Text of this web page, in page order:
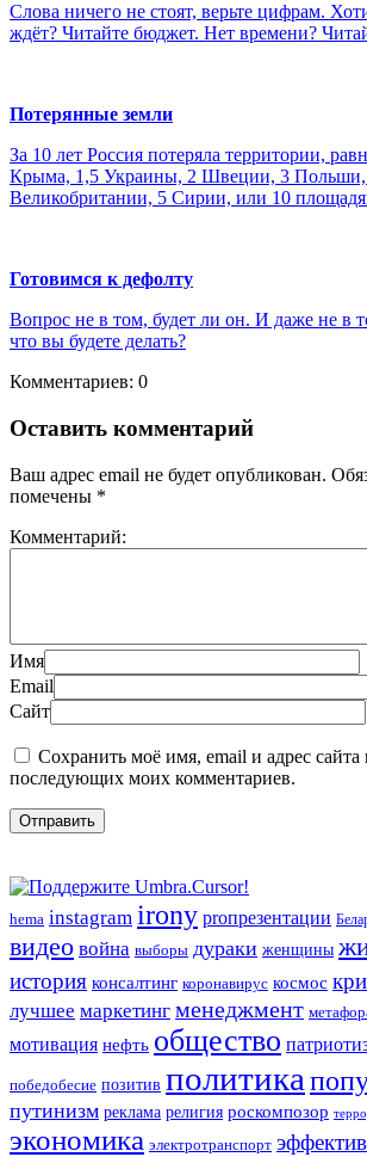
Слова ничего не стоят, верьте цифрам.
ждёт? Читайте бюджет. Нет времени?
Потерянные земли
За 10 лет Россия потеряла территории,
Крыма, 1,5 Украины, 2 Швеции, 3
Великобритании, 5 Сирии, или 10
Готовимся к дефолту
Вопрос не в том, будет ли он. И даже не в
что вы будете делать?
Комментариев: 0
Оставить комментарий
Ваш адрес email не будет опубликован.
помечены *
Комментарий:
Имя
Email
Сайт
Сохранить моё имя, email и адрес сайта
последующих моих комментариев.
hema instagram irony proпрезентации
видео война выборы дураки женщины
история консалтинг коронавирус космос
лучшее маркетинг менеджмент
мотивация нефть общество
победобесие позитив политика
путинизм реклама религия роскомпозор
экономика электротранспорт